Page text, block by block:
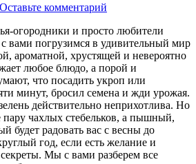
Оставьте комментарий
огородники и просто любители
вами погрузимся в удивительный мир
ароматной, хрустящей и невероятно
любое блюдо, а порой и
что посадить укроп или
минут, бросил семена и жди урожая.
действительно неприхотлива. Но
пару чахлых стебельков, а пышный,
будет радовать вас с весны до
год, если есть желание и
секреты. Мы с вами разберем все